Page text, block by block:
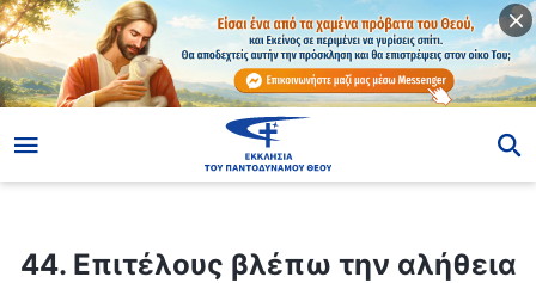
44. Επιτέλους βλέπω την αλήθεια για τον εαυτό μου
44. Επιτέλους βλέπω την αλήθεια